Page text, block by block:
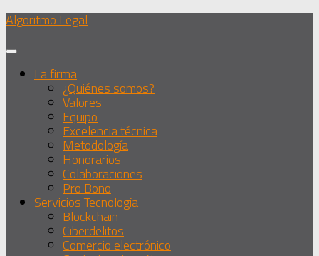
Debajo
del
contenido
Algoritmo Legal
La firma
¿Quiénes somos?
Valores
Equipo
Excelencia técnica
Metodología
Honorarios
Colaboraciones
Pro Bono
Servicios Tecnología
Blockchain
Ciberdelitos
Comercio electrónico